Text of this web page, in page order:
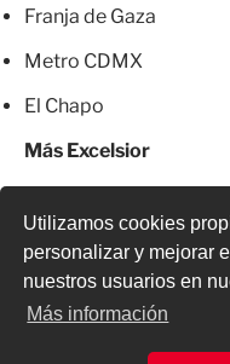
Utilizamos cookies
personalizar y mejorar
nuestros usuarios en
Más información
Franja de Gaza
Metro CDMX
El Chapo
Más Excelsior
© 2026 Todos los derechos
o parcial,